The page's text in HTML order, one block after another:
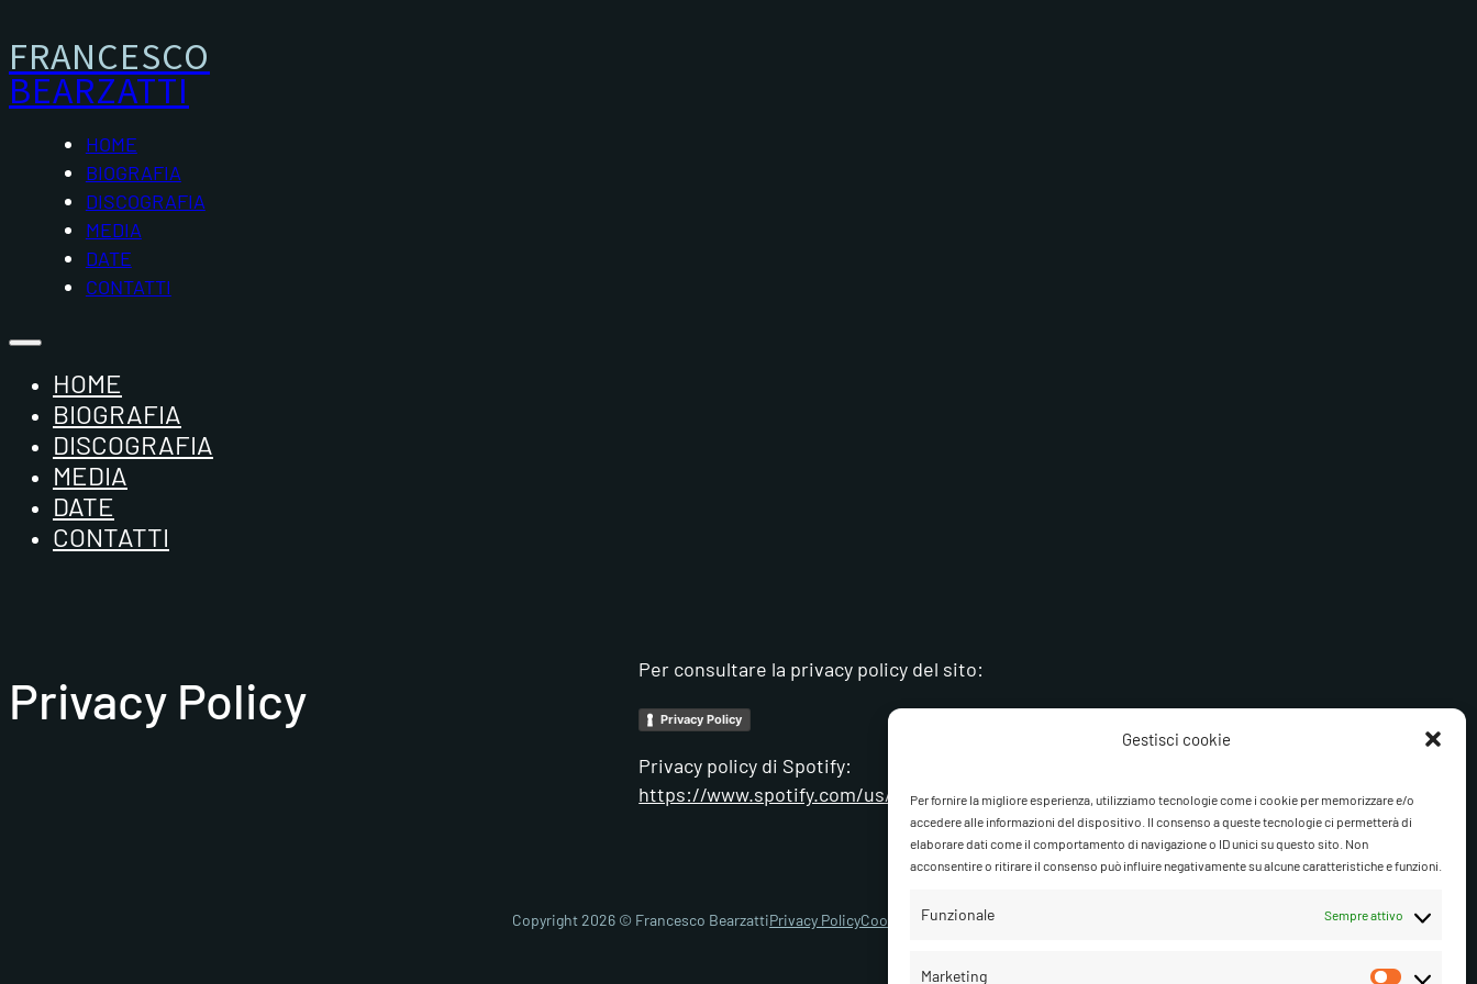
Gestisci cookie
Per fornire la migliore esperienza, utilizziamo tecnologie come i cookie per memorizzare e/o
accedere alle informazioni del dispositivo. Il consenso a queste tecnologie ci permetterà di
elaborare dati come il comportamento di navigazione o ID unici su questo sito. Non
acconsentire o ritirare il consenso può influire negativamente su alcune caratteristiche e funzioni.
Funzionale Sempre attivo
Marketing
FRANCESCO
BEARZATTI
HOME
BIOGRAFIA
DISCOGRAFIA
MEDIA
DATE
CONTATTI
HOME
BIOGRAFIA
DISCOGRAFIA
MEDIA
DATE
CONTATTI
Privacy Policy
Per consultare la privacy policy del sito:
Privacy Policy
Privacy policy di Spotify:
https://www.spotify.com/us/legal/privacy-policy/
Copyright 2026 © Francesco BearzattiPrivacy PolicyCookie PolicyGestisci cookie